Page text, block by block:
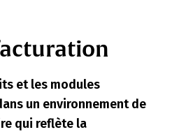
et les modules
un environnement de
qui reflète la